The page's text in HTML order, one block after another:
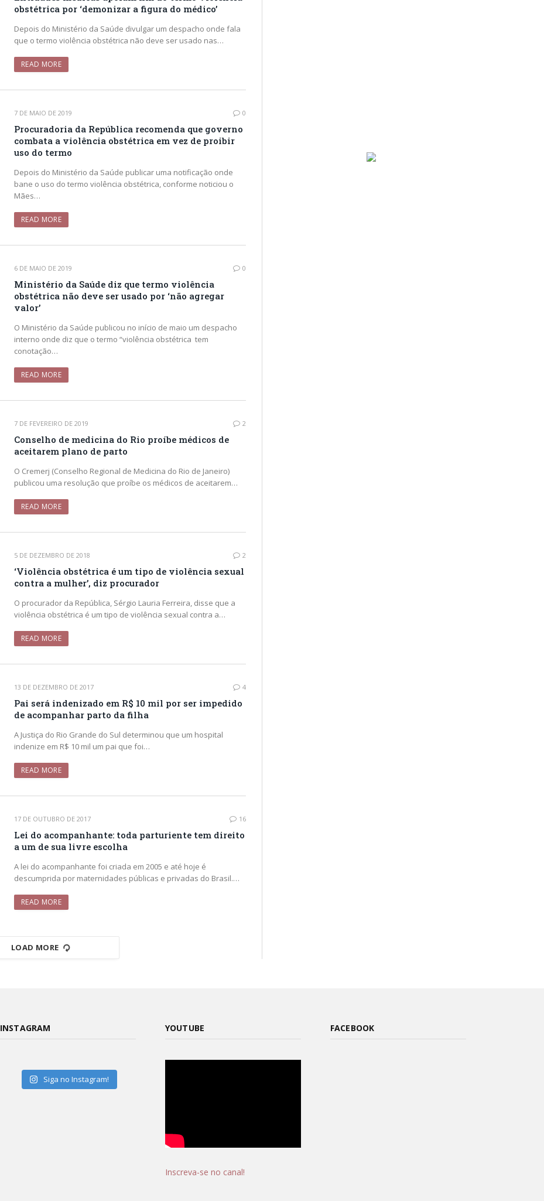
obstétrica por ‘demonizar a figura do médico’
Depois do Ministério da Saúde divulgar um despacho onde fala
que o termo violência obstétrica não deve ser usado nas…
READ MORE
7 DE MAIO DE 2019 0
Procuradoria da República recomenda que governo
combata a violência obstétrica em vez de proibir
uso do termo
Depois do Ministério da Saúde publicar uma notificação onde
bane o uso do termo violência obstétrica, conforme noticiou o
Mães…
READ MORE
6 DE MAIO DE 2019 0
Ministério da Saúde diz que termo violência
obstétrica não deve ser usado por ‘não agregar
valor’
O Ministério da Saúde publicou no início de maio um despacho
interno onde diz que o termo “violência obstétrica tem
conotação…
READ MORE
7 DE FEVEREIRO DE 2019 2
Conselho de medicina do Rio proíbe médicos de
aceitarem plano de parto
O Cremerj (Conselho Regional de Medicina do Rio de Janeiro)
publicou uma resolução que proíbe os médicos de aceitarem…
READ MORE
5 DE DEZEMBRO DE 2018 2
‘Violência obstétrica é um tipo de violência sexual
contra a mulher’, diz procurador
O procurador da República, Sérgio Lauria Ferreira, disse que a
violência obstétrica é um tipo de violência sexual contra a…
READ MORE
13 DE DEZEMBRO DE 2017 4
Pai será indenizado em R$ 10 mil por ser impedido
de acompanhar parto da filha
A Justiça do Rio Grande do Sul determinou que um hospital
indenize em R$ 10 mil um pai que foi…
READ MORE
17 DE OUTUBRO DE 2017 16
Lei do acompanhante: toda parturiente tem direito
a um de sua livre escolha
A lei do acompanhante foi criada em 2005 e até hoje é
descumprida por maternidades públicas e privadas do Brasil.…
READ MORE
LOAD MORE
INSTAGRAM
Siga no Instagram!
YOUTUBE
Inscreva-se no canal!
FACEBOOK